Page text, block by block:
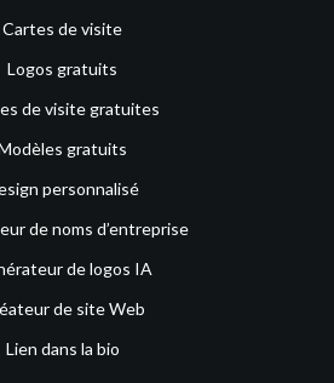
Cartes de visite
Logos gratuits
de visite gratuites
gratuits
personnalisé
de noms d’entreprise
de logos IA
de site Web
Lien dans la bio